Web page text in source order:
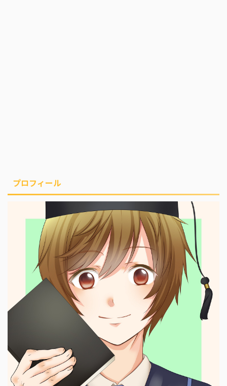
プロフィール